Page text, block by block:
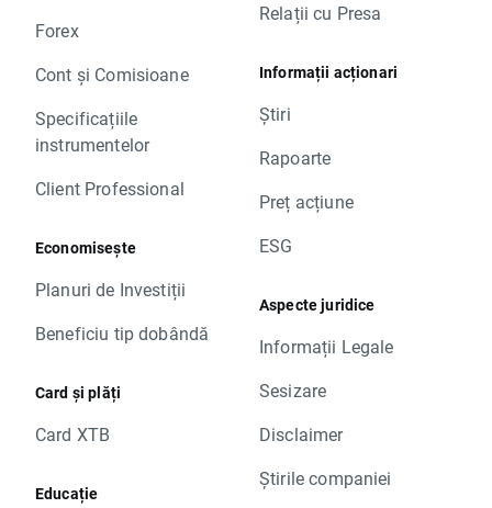
Forex
Cont și Comisioane
Specificațiile
instrumentelor
Client Professional
Economisește
Planuri de Investiții
Beneficiu tip dobândă
Card și plăți
Card XTB
Educație
Relații cu Presa
Informații acționari
Știri
Rapoarte
Preț acțiune
ESG
Aspecte juridice
Informații Legale
Sesizare
Disclaimer
Știrile companiei